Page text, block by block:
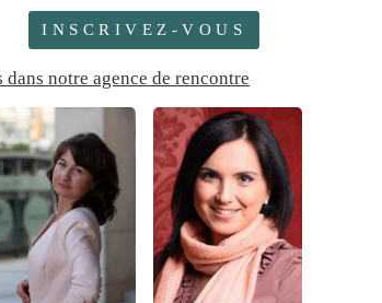
INSCRIVEZ-VOUS
notre agence de rencontre